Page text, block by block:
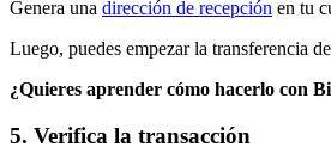
Genera una dirección de recepción en tu
Luego, puedes empezar la transferencia
¿Quieres aprender cómo hacerlo con
5. Verifica la transacción